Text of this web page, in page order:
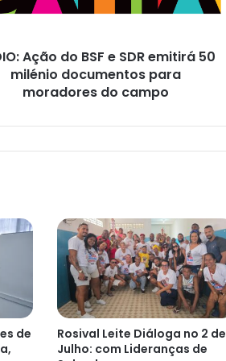
Ação do BSF e SDR emitirá 50
milénio documentos para
moradores do campo
de
Rosival Leite Diáloga no 2 de
Julho: com Lideranças de